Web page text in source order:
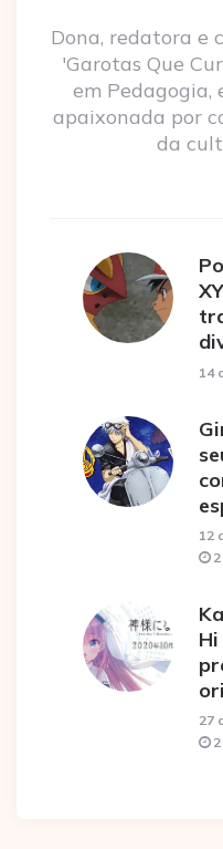
Dona, redatora e
'Garotas Que
em Pedagogia,
apaixonada por
da
14
12
27